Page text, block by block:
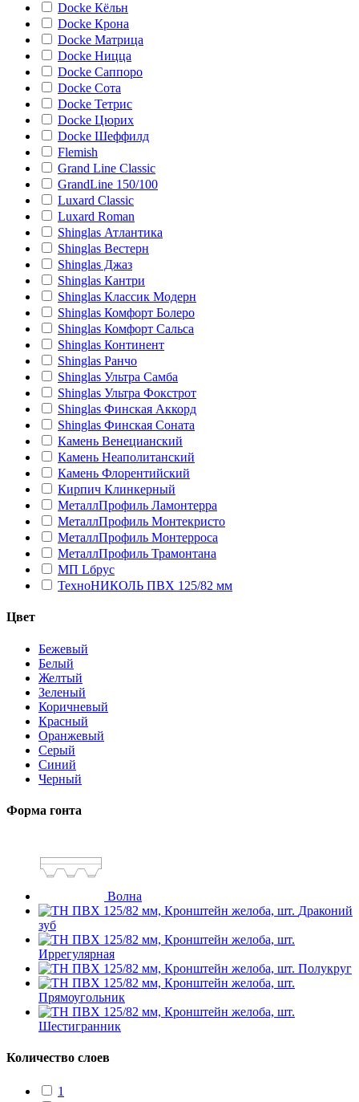
Docke Кёльн
Docke Крона
Docke Матрица
Docke Ницца
Docke Саппоро
Docke Сота
Docke Тетрис
Docke Цюрих
Docke Шеффилд
Flemish
Grand Line Classic
GrandLine 150/100
Luxard Classic
Luxard Roman
Shinglas Атлантика
Shinglas Вестерн
Shinglas Джаз
Shinglas Кантри
Shinglas Классик Модерн
Shinglas Комфорт Болеро
Shinglas Комфорт Сальса
Shinglas Континент
Shinglas Ранчо
Shinglas Ультра Самба
Shinglas Ультра Фокстрот
Shinglas Финская Аккорд
Shinglas Финская Соната
Камень Венецианский
Камень Неаполитанский
Камень Флорентийский
Кирпич Клинкерный
МеталлПрофиль Ламонтерра
МеталлПрофиль Монтекристо
МеталлПрофиль Монтерроса
МеталлПрофиль Трамонтана
МП Lбрус
ТехноНИКОЛЬ ПВХ 125/82 мм
Цвет
Бежевый
Белый
Желтый
Зеленый
Коричневый
Красный
Оранжевый
Серый
Синий
Черный
Форма гонта
Волна
Драконий
зуб
Иррегулярная
Полукруг
Прямоугольник
Шестигранник
Количество слоев
1